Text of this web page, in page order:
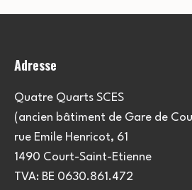
Adresse
Quatre Quarts SCES
(ancien bâtiment de Gare de
rue Emile Henricot, 61
1490 Court-Saint-Etienne
TVA: BE 0630.861.472